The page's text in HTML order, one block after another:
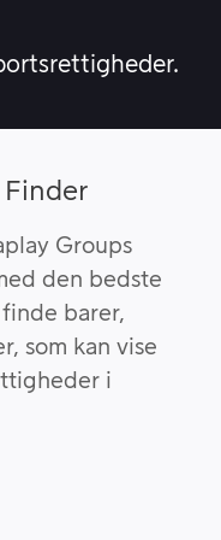
Finder
Groups
den bedste
barer,
som kan vise
i